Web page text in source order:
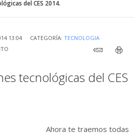
del CES 2014.
13:04 CATEGORÍA: TECNOLOGIA
tecnológicas del CES
Ahora te traemos todas